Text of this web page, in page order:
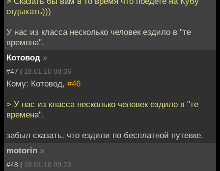
отдыхать)))
У нас из класса несколько человек ездило в "те
времена".
Котовод »
#47 | 18.01.10 08:36
Кому: Котовод, #46
> У нас из класса несколько человек ездило в "те
времена".
забыл сказать, что ездили по бесплатной путевке.
motorin »
#48 | 18.01.10 09:23